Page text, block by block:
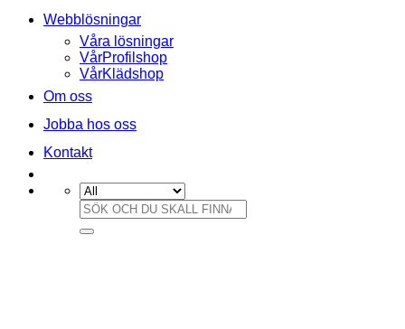
Webblösningar
Våra lösningar
VårProfilshop
VårKlädshop
Om oss
Jobba hos oss
Kontakt
Sök
efter: